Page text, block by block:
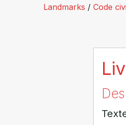
Landmarks / Code